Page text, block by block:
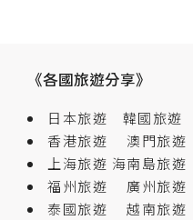
《各國旅遊分享》
日本旅遊
韓國旅遊
香港旅遊
澳門旅遊
上海旅遊 海南島旅遊
福州旅遊
廣州旅遊
泰國旅遊
越南旅遊